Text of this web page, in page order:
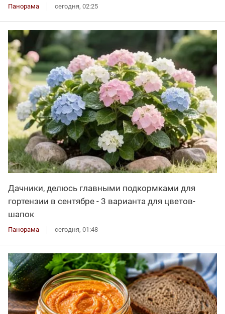
Панорама сегодня, 02:25
Дачники, делюсь главными подкормками для
гортензии в сентябре - 3 варианта для цветов-
шапок
Панорама сегодня, 01:48